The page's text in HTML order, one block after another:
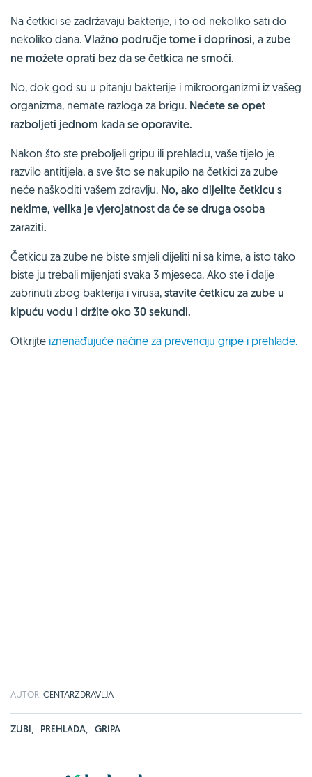
Na četkici se zadržavaju bakterije, i to od nekoliko sati do
nekoliko dana. Vlažno područje tome i doprinosi, a zube
ne možete oprati bez da se četkica ne smoči.
No, dok god su u pitanju bakterije i mikroorganizmi iz vašeg
organizma, nemate razloga za brigu. Nećete se opet
razboljeti jednom kada se oporavite.
Nakon što ste preboljeli gripu ili prehladu, vaše tijelo je
razvilo antitijela, a sve što se nakupilo na četkici za zube
neće naškoditi vašem zdravlju. No, ako dijelite četkicu s
nekime, velika je vjerojatnost da će se druga osoba
zaraziti.
Četkicu za zube ne biste smjeli dijeliti ni sa kime, a isto tako
biste ju trebali mijenjati svaka 3 mjeseca. Ako ste i dalje
zabrinuti zbog bakterija i virusa, stavite četkicu za zube u
kipuću vodu i držite oko 30 sekundi.
Otkrijte iznenađujuće načine za prevenciju gripe i prehlade.
AUTOR: CENTARZDRAVLJA
ZUBI, PREHLADA, GRIPA